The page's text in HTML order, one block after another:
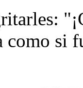
como si